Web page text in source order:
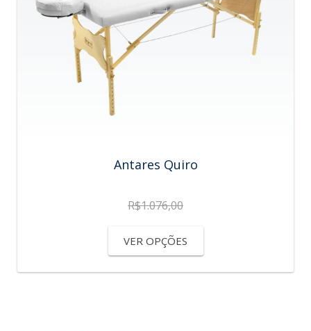
Antares Quiro
R$1.076,00
VER OPÇÕES